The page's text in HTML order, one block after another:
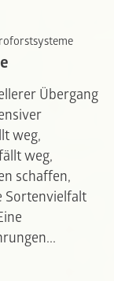
Übergang
weg,
weg,
schaffen,
Sortenvielfalt